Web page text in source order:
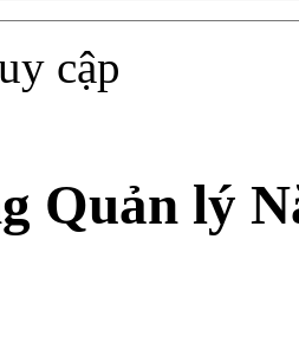
cập
Quản lý